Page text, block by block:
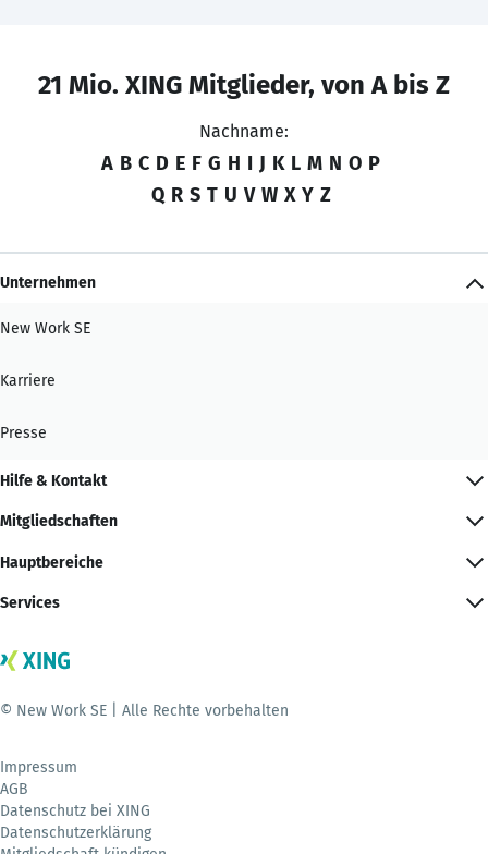
21 Mio. XING Mitglieder, von A bis Z
Nachname:
A B C D E F G H I J K L M N O P
Q R S T U V W X Y Z
Unternehmen
New Work SE
Karriere
Presse
Hilfe & Kontakt
Mitgliedschaften
Hauptbereiche
Services
© New Work SE | Alle Rechte vorbehalten
Impressum
AGB
Datenschutz bei XING
Datenschutzerklärung